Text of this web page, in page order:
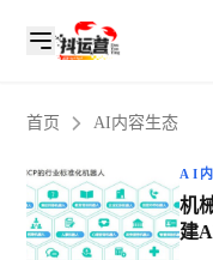
首页 AI内容生态
AI
机
建